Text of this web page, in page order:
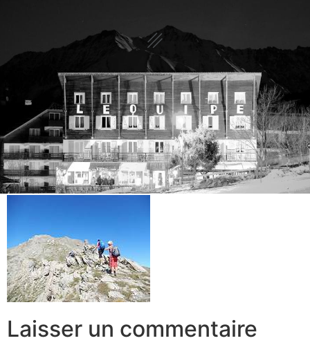
Laisser un commentaire